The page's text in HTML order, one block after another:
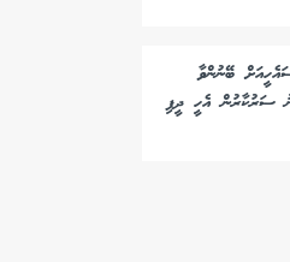
ބޭނުންވާ
ސަރުކާރުން އެހީ ދީފި